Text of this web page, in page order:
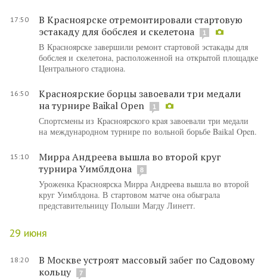
17:50
В Красноярске отремонтировали стартовую
эстакаду для бобслея и скелетона
1
В Красноярске завершили ремонт стартовой эстакады для
бобслея и скелетона, расположенной на открытой площадке
Центрального стадиона.
16:50
Красноярские борцы завоевали три медали
на турнире Baikal Open
1
Спортсмены из Красноярского края завоевали три медали
на международном турнире по вольной борьбе Baikal Open.
15:10
Мирра Андреева вышла во второй круг
турнира Уимблдона
8
Уроженка Красноярска Мирра Андреева вышла во второй
круг Уимблдона. В стартовом матче она обыграла
представительницу Польши Магду Линетт.
29 июня
18:20
В Москве устроят массовый забег по Садовому
кольцу
7